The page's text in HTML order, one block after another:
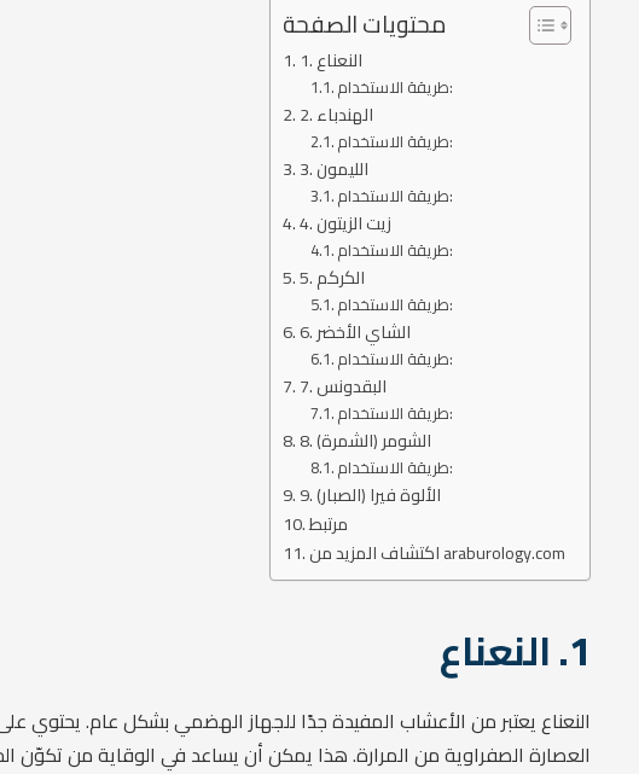
محتويات الصفحة
1. النعناع
طريقة الاستخدام:
2. الهندباء
طريقة الاستخدام:
3. الليمون
طريقة الاستخدام:
4. زيت الزيتون
طريقة الاستخدام:
5. الكركم
طريقة الاستخدام:
6. الشاي الأخضر
طريقة الاستخدام:
7. البقدونس
طريقة الاستخدام:
8. الشومر (الشمرة)
طريقة الاستخدام:
9. الألوة فيرا (الصبار)
مرتبط
اكتشاف المزيد من araburology.com
1. النعناع
النعناع يعتبر من الأعشاب المفيدة جدًا للجهاز الهضمي بشكل عام.
العصارة الصفراوية من المرارة. هذا يمكن أن يساعد في الوقاية من تكوّن